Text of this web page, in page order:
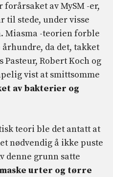
av MySM -er,
til stede, under visse
Miasma -teorien forble
da det, takket
Robert Koch og
vist at smittsomme
av bakterier og
teori ble det antatt at
nødvendig å ikke puste
denne grunn satte
urter og tørre